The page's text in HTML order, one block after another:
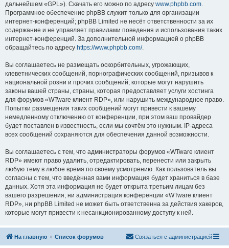
дальнейшем «GPL»). Скачать его можно по адресу www.phpbb.com.
Программное обеспечение phpBB служит только для организации
интернет-конференций; phpBB Limited не несёт ответственности за их
содержание и не управляет правилами поведения и использования таких
интернет-конференций. За дополнительной информацией о phpBB
обращайтесь по адресу https://www.phpbb.com/.
Вы соглашаетесь не размещать оскорбительных, угрожающих,
клеветнических сообщений, порнографических сообщений, призывов к
национальной розни и прочих сообщений, которые могут нарушить
законы вашей страны, страны, которая предоставляет услуги хостинга
для форумов «WTware клиент RDP», или нарушить международное право.
Попытки размещения таких сообщений могут привести к вашему
немедленному отключению от конференции, при этом ваш провайдер
будет поставлен в известность, если мы сочтём это нужным. IP-адреса
всех сообщений сохраняются для обеспечения данной возможности.
Вы соглашаетесь с тем, что администраторы форумов «WTware клиент
RDP» имеют право удалить, отредактировать, перенести или закрыть
любую тему в любое время по своему усмотрению. Как пользователь вы
согласны с тем, что введённая вами информация будет храниться в базе
данных. Хотя эта информация не будет открыта третьим лицам без
вашего разрешения, ни администрация конференции «WTware клиент
RDP», ни phpBB Limited не может быть ответственна за действия хакеров,
которые могут привести к несанкционированному доступу к ней.
На главную Список форумов Связаться с администрацией